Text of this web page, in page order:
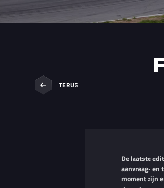
TERUG
De laatste
aanvraag- en
moment zijn